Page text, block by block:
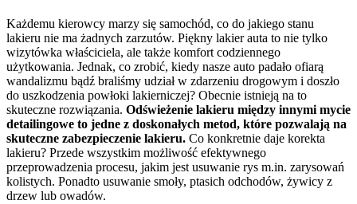
Każdemu kierowcy marzy się samochód, co do jakiego stanu
lakieru nie ma żadnych zarzutów. Piękny lakier auta to nie tylko
wizytówka właściciela, ale także komfort codziennego
użytkowania. Jednak, co zrobić, kiedy nasze auto padało ofiarą
wandalizmu bądź braliśmy udział w zdarzeniu drogowym i doszło
do uszkodzenia powłoki lakierniczej? Obecnie istnieją na to
skuteczne rozwiązania. Odświeżenie lakieru między innymi mycie
detailingowe to jedne z doskonałych metod, które pozwalają na
skuteczne zabezpieczenie lakieru. Co konkretnie daje korekta
lakieru? Przede wszystkim możliwość efektywnego
przeprowadzenia procesu, jakim jest usuwanie rys m.in. zarysowań
kolistych. Ponadto usuwanie smoły, ptasich odchodów, żywicy z
drzew lub owadów.